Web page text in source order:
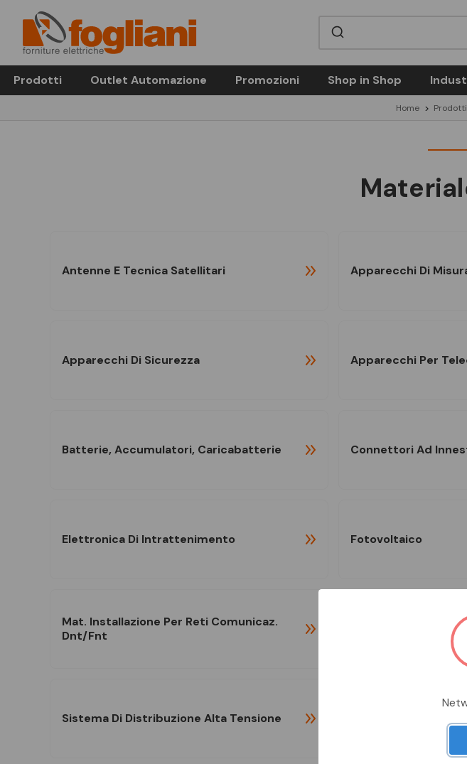
Prodotti Outlet Automazione Promozioni Shop in Shop
Home Prodotti
Antenne E Tecnica Satellitari Apparecchi Di
Apparecchi Di Sicurezza Apparecchi Per
Batterie, Accumulatori, Caricabatterie Connettori Ad
Elettronica Di Intrattenimento Fotovoltaico
Mat. Installazione Per Reti Comunicaz.
Dnt/fnt
Materiale Di
Sistema Di Distribuzione Alta Tensione
Sistemi Allarme,